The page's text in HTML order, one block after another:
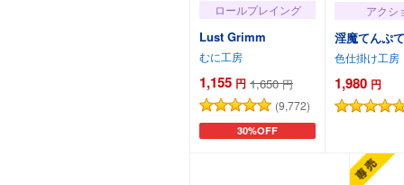
ロールプレイング
Lust Grimm
むに工房
1,155 円 1,650 円
(9,772)
30%OFF
カートに追加
アクシ
淫魔てんぷ
色仕掛け工房
1,980 円